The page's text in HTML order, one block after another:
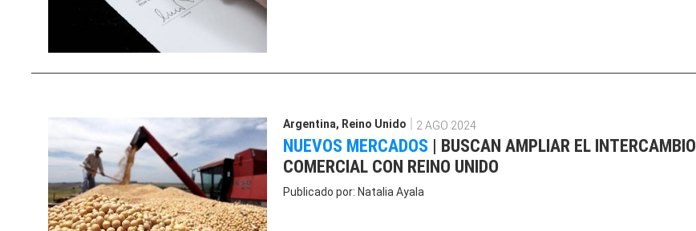
Argentina, Reino Unido 2 AGO 2024
NUEVOS MERCADOS | BUSCAN AMPLIAR EL INTERCAMBIO
COMERCIAL CON REINO UNIDO
Publicado por: Natalia Ayala